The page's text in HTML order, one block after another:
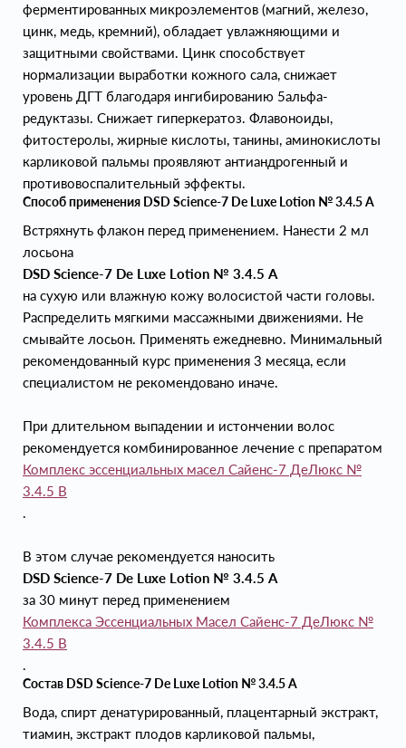
ферментированных микроэлементов (магний, железо,
цинк, медь, кремний), обладает увлажняющими и
защитными свойствами. Цинк способствует
нормализации выработки кожного сала, снижает
уровень ДГТ благодаря ингибированию 5альфа-
редуктазы. Снижает гиперкератоз. Флавоноиды,
фитостеролы, жирные кислоты, танины, аминокислоты
карликовой пальмы проявляют антиандрогенный и
противовоспалительный эффекты.
Способ применения DSD Science-7 De Luxe Lotion № 3.4.5 А
Встряхнуть флакон перед применением. Нанести 2 мл
лосьона
DSD Science-7 De Luxe Lotion № 3.4.5 А
на сухую или влажную кожу волосистой части головы.
Распределить мягкими массажными движениями. Не
смывайте лосьон. Применять ежедневно. Минимальный
рекомендованный курс применения 3 месяца, если
специалистом не рекомендовано иначе.
При длительном выпадении и истончении волос
рекомендуется комбинированное лечение с препаратом
Комплекс эссенциальных масел Сайенс-7 ДеЛюкс №
3.4.5 B
.
В этом случае рекомендуется наносить
DSD Science-7 De Luxe Lotion № 3.4.5 А
за 30 минут перед применением
Комплекса Эссенциальных Масел Сайенс-7 ДеЛюкс №
3.4.5 B
.
Состав DSD Science-7 De Luxe Lotion № 3.4.5 А
Вода, cпирт денатурированный, плацентарный экстракт,
тиамин, экстракт плодов карликовой пальмы,